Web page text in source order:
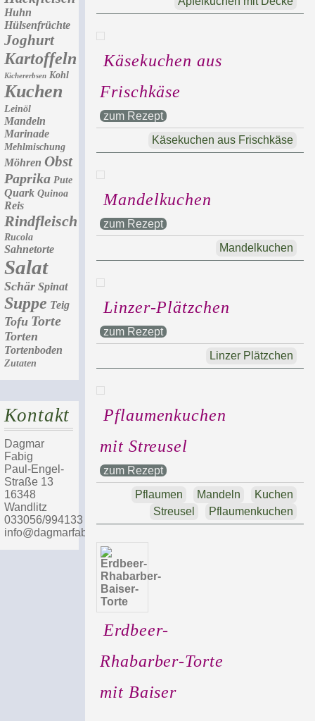
Huhn
Hülsenfrüchte
Joghurt
Kartoffeln
Kichererbsen Kohl
Kuchen
Leinöl
Mandeln
Marinade
Mehlmischung
Möhren Obst
Paprika Pute
Quark Quinoa
Reis
Rindfleisch
Rucola
Sahnetorte
Salat
Schär Spinat
Suppe Teig
Tofu Torte
Torten
Tortenboden
Zutaten
Kontakt
Dagmar
Fabig
Paul-Engel-
Straße 13
16348
Wandlitz
033056/994133
info@dagmarfabig.de
Käsekuchen aus
Frischkäse
zum Rezept
Käsekuchen aus Frischkäse
Mandelkuchen
zum Rezept
Mandelkuchen
Linzer-Plätzchen
zum Rezept
Linzer Plätzchen
Pflaumenkuchen
mit Streusel
zum Rezept
Kuchen
Mandeln
Pflaumen
Pflaumenkuchen
Streusel
Erdbeer-
Rhabarber-Torte
mit Baiser